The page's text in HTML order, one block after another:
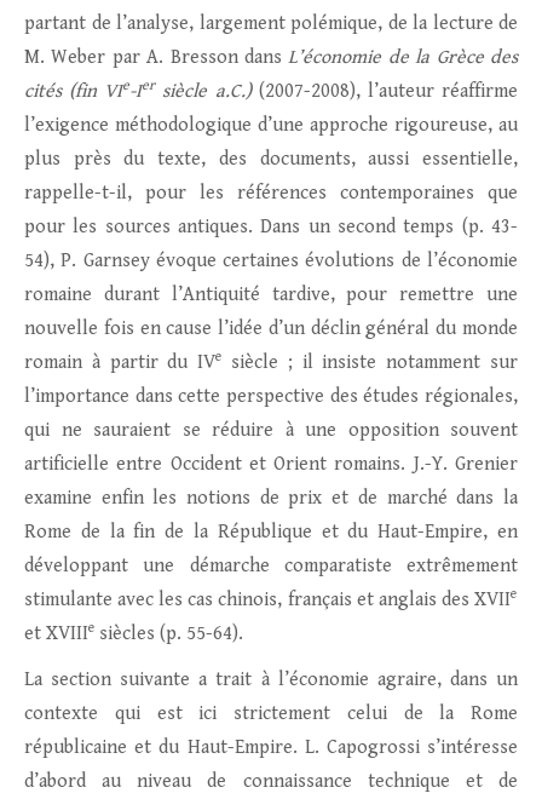
partant de l’analyse, largement polémique, de la lecture de
M. Weber par A. Bresson dansL’économie de la Grèce des
cités (fin VIe-Iersiècle a.C.) (2007-2008), l’auteur réaffirme
l’exigence méthodologique d’une approche rigoureuse, au
plus près du texte, des documents, aussi essentielle,
rappelle-t-il, pour les références contemporaines que
pour les sources antiques. Dans un second temps (p. 43-
54), P. Garnsey évoque certaines évolutions de l’économie
romaine durant l’Antiquité tardive, pour remettre une
nouvelle fois en cause l’idée d’un déclin général du monde
romain à partir du IVe siècle ; il insiste notamment sur
l’importance dans cette perspective des études régionales,
qui ne sauraient se réduire à une opposition souvent
artificielle entre Occident et Orient romains. J.-Y. Grenier
examine enfin les notions de prix et de marché dans la
Rome de la fin de la République et du Haut-Empire, en
développant une démarche comparatiste extrêmement
stimulante avec les cas chinois, français et anglais des XVIIe
et XVIIIe siècles (p. 55-64).
La section suivante a trait à l’économie agraire, dans un
contexte qui est ici strictement celui de la Rome
républicaine et du Haut-Empire. L. Capogrossi s’intéresse
d’abord au niveau de connaissance technique et de